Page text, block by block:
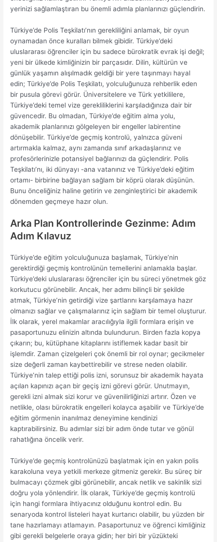
yerinizi sağlamlaştıran bu önemli adımla planlarınızı güçlendirin.
Türkiye’de Polis Teşkilatı’nın gerekliliğini anlamak, bir oyun
oynamadan önce kuralları bilmek gibidir. Türkiye’deki
uluslararası öğrenciler için bu sadece bürokratik evrak işi değil;
yeni bir ülkede kimliğinizin bir parçasıdır. Dilin, kültürün ve
günlük yaşamın alışılmadık geldiği bir yere taşınmayı hayal
edin; Türkiye’de Polis Teşkilatı, yolculuğunuza rehberlik eden
bir pusula görevi görür. Üniversitelere ve Türk yetkililere,
Türkiye’deki temel vize gerekliliklerini karşıladığınıza dair bir
güvencedir. Bu olmadan, Türkiye’de eğitim alma yolu,
akademik planlarınızı gölgeleyen bir engeller labirentine
dönüşebilir. Türkiye’de geçmiş kontrolü, yalnızca güveni
artırmakla kalmaz, aynı zamanda sınıf arkadaşlarınız ve
profesörlerinizle potansiyel bağlarınızı da güçlendirir. Polis
Teşkilatı’nı, iki dünyayı -ana vatanınız ve Türkiye’deki eğitim
ortamı- birbirine bağlayan sağlam bir köprü olarak düşünün.
Bunu önceliğiniz haline getirin ve zenginleştirici bir akademik
dönemden geçmeye hazır olun.
Arka Plan Kontrollerinde Gezinme: Adım
Adım Kılavuz
Türkiye’de eğitim yolculuğunuza başlamak, Türkiye’nin
gerektirdiği geçmiş kontrolünün temellerini anlamakla başlar.
Türkiye’deki uluslararası öğrenciler için bu süreci yönetmek göz
korkutucu görünebilir. Ancak, her adımı bilinçli bir şekilde
atmak, Türkiye’nin getirdiği vize şartlarını karşılamaya hazır
olmanızı sağlar ve çalışmalarınız için sağlam bir temel oluşturur.
İlk olarak, yerel makamlar aracılığıyla ilgili formlara erişin ve
pasaportunuzu elinizin altında bulundurun. Birden fazla kopya
çıkarın; bu, kütüphane kitaplarını istiflemek kadar basit bir
işlemdir. Zaman çizelgeleri çok önemli bir rol oynar; gecikmeler
size değerli zaman kaybettirebilir ve strese neden olabilir.
Türkiye’nin talep ettiği polis izni, sorunsuz bir akademik hayata
açılan kapınızı açan bir geçiş izni görevi görür. Unutmayın,
gerekli izni almak sizi korur ve güvenilirliğinizi artırır. Özen ve
netlikle, olası bürokratik engelleri kolayca aşabilir ve Türkiye’de
eğitim görmenin inanılmaz deneyimine kendinizi
kaptırabilirsiniz. Bu adımlar sizi bir adım önde tutar ve gönül
rahatlığına öncelik verir.
Türkiye’de geçmiş kontrolünüzü başlatmak için en yakın polis
karakoluna veya yetkili merkeze gitmeniz gerekir. Bu süreç bir
bulmacayı çözmek gibi görünebilir, ancak netlik ve sakinlik sizi
doğru yola yönlendirir. İlk olarak, Türkiye’de geçmiş kontrolü
için hangi formlara ihtiyacınız olduğunu kontrol edin. Bu
senaryoda kontrol listeleri hayat kurtarıcı olabilir, bu yüzden bir
tane hazırlamayı atlamayın. Pasaportunuz ve öğrenci kimliğiniz
gibi gerekli belgelerle oraya gidin; her biri bir yüzükteki